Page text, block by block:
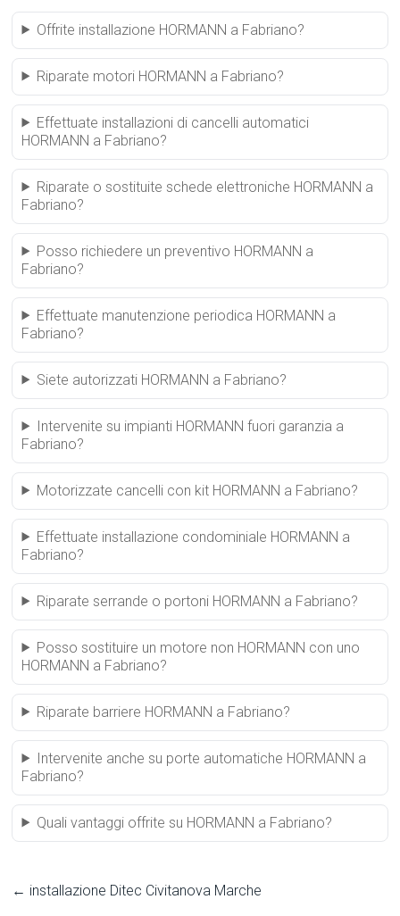
Offrite installazione HORMANN a Fabriano?
Riparate motori HORMANN a Fabriano?
Effettuate installazioni di cancelli automatici
HORMANN a Fabriano?
Riparate o sostituite schede elettroniche HORMANN a
Fabriano?
Posso richiedere un preventivo HORMANN a
Fabriano?
Effettuate manutenzione periodica HORMANN a
Fabriano?
Siete autorizzati HORMANN a Fabriano?
Intervenite su impianti HORMANN fuori garanzia a
Fabriano?
Motorizzate cancelli con kit HORMANN a Fabriano?
Effettuate installazione condominiale HORMANN a
Fabriano?
Riparate serrande o portoni HORMANN a Fabriano?
Posso sostituire un motore non HORMANN con uno
HORMANN a Fabriano?
Riparate barriere HORMANN a Fabriano?
Intervenite anche su porte automatiche HORMANN a
Fabriano?
Quali vantaggi offrite su HORMANN a Fabriano?
← installazione Ditec Civitanova Marche